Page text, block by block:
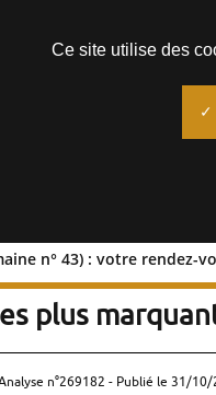
n° 43) : votre
n° 43) :
plus
n°269182 - Publié le 31/10/
Ce site utilise des
✓